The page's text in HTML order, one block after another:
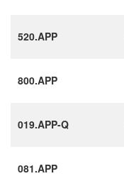
520.APP
800.APP
019.APP-Q
081.APP